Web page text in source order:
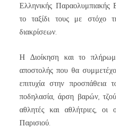
Ελληνικής Παραολυμπιακής
το ταξίδι τους με στόχο
διακρίσεων.
Η Διοίκηση και το
αποστολής που θα
επιτυχία στην προσπάθεια
ποδηλασία, άρση βαρών,
αθλητές και αθλήτριες,
Παρισιού.